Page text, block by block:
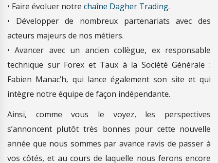
• Faire évoluer notre chaîne Dagher Trading.
• Développer de nombreux partenariats avec des
acteurs majeurs de nos métiers.
• Avancer avec un ancien collègue, ex responsable
technique sur Forex et Taux à la Société Générale :
Fabien Manac’h, qui lance également son site et qui
intègre notre équipe de façon indépendante.
Ainsi, comme vous le voyez, les perspectives
s’annoncent plutôt très bonnes pour cette nouvelle
année que nous sommes par avance ravis de passer à
vos côtés, et au cours de laquelle nous ferons encore